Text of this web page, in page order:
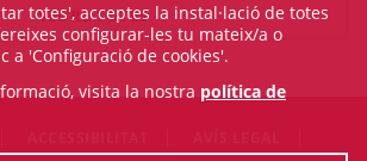
VEURE TOTES
totes', acceptes la instal·lació de totes
configurar-les tu mateix/a o
a 'Configuració de cookies'.
visita la nostra política de